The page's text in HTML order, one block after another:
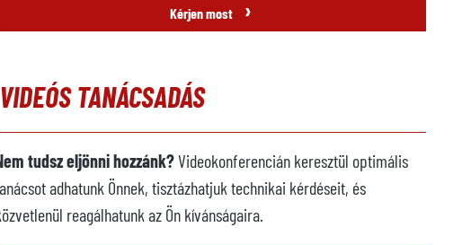
Kérjen most ›
VIDEÓS TANÁCSADÁS
tudsz eljönni hozzánk?Videokonferencián keresztül optimális
adhatunk Önnek, tisztázhatjuk technikai kérdéseit, és
reagálhatunk az Ön kívánságaira.